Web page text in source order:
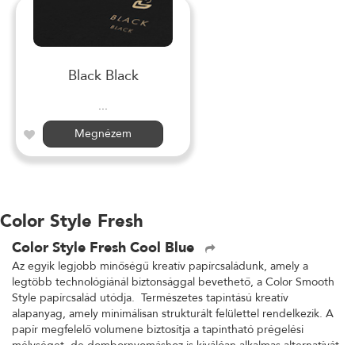
Black Black
...
Megnézem
Color Style Fresh
Color Style Fresh Cool Blue
Az egyik legjobb minőségű kreatív papírcsaládunk, amely a
legtöbb technológiánál biztonsággal bevethető, a Color Smooth
Style papírcsalád utódja. Természetes tapintású kreatív
alapanyag, amely minimálisan strukturált felülettel rendelkezik. A
papír megfelelő volumene biztosítja a tapintható prégelési